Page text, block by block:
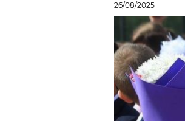
26/08/2025